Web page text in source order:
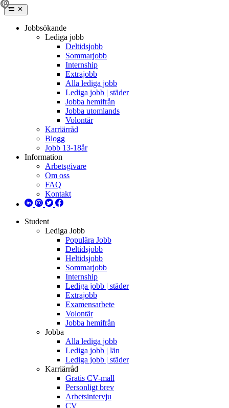
Jobbsökande
Lediga jobb
Deltidsjobb
Sommarjobb
Internship
Extrajobb
Alla lediga jobb
Lediga jobb | städer
Jobba hemifrån
Jobba utomlands
Volontär
Karriärråd
Blogg
Jobb 13-18år
Information
Arbetsgivare
Om oss
FAQ
Kontakt
Student
Lediga Jobb
Populära Jobb
Deltidsjobb
Heltidsjobb
Sommarjobb
Internship
Lediga jobb | städer
Extrajobb
Examensarbete
Volontär
Jobba hemifrån
Jobba
Alla lediga jobb
Lediga jobb | län
Lediga jobb | städer
Karriärråd
Gratis CV-mall
Personligt brev
Arbetsintervju
CV